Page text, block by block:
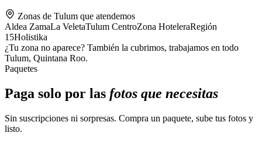
Zonas de Tulum que atendemos
Aldea ZamaLa VeletaTulum CentroZona HoteleraRegión
15Holistika
¿Tu zona no aparece? También la cubrimos, trabajamos en todo
Tulum, Quintana Roo.
Paquetes
Paga solo por las fotos que necesitas
Sin suscripciones ni sorpresas. Compra un paquete, sube tus fotos y
listo.